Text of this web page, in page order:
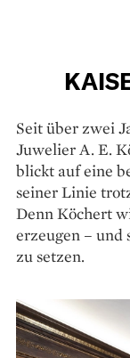
Seit über zwei
Juwelier A. E.
blickt auf eine
seiner Linie
Denn Köchert
erzeugen – und
zu setzen.